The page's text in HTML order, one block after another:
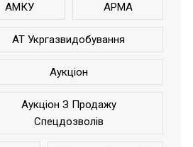
АМКУ АРМА
АТ Укргазвидобування
Аукціон
Аукціон З Продажу
Спецдозволів